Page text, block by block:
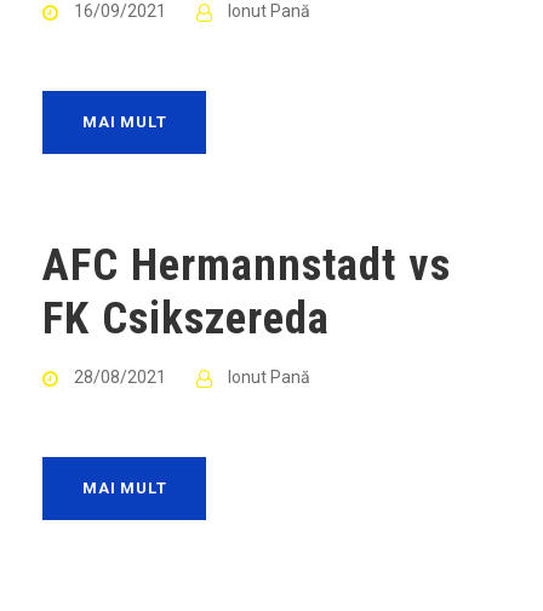
16/09/2021 Ionut Pană
MAI MULT
AFC Hermannstadt vs
FK Csikszereda
28/08/2021 Ionut Pană
MAI MULT